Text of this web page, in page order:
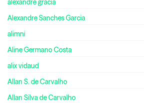
alexandre gracia
Alexandre Sanches Garcia
alimni
Aline Germano Costa
alix vidaud
Allan S. de Carvalho
Allan Silva de Carvalho